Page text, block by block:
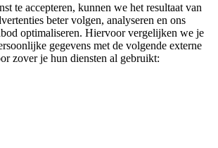
te accepteren, kunnen we het resultaat van
beter volgen, analyseren en ons
optimaliseren. Hiervoor vergelijken we je
gegevens met de volgende externe
zover je hun diensten al gebruikt: